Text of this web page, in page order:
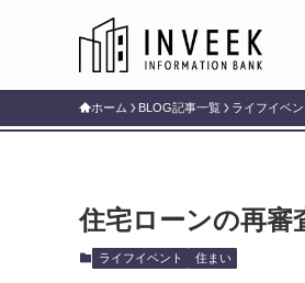
ホーム BLOG記事一覧 ライフイベン
住宅ローンの再審
ライフイベント 住まい